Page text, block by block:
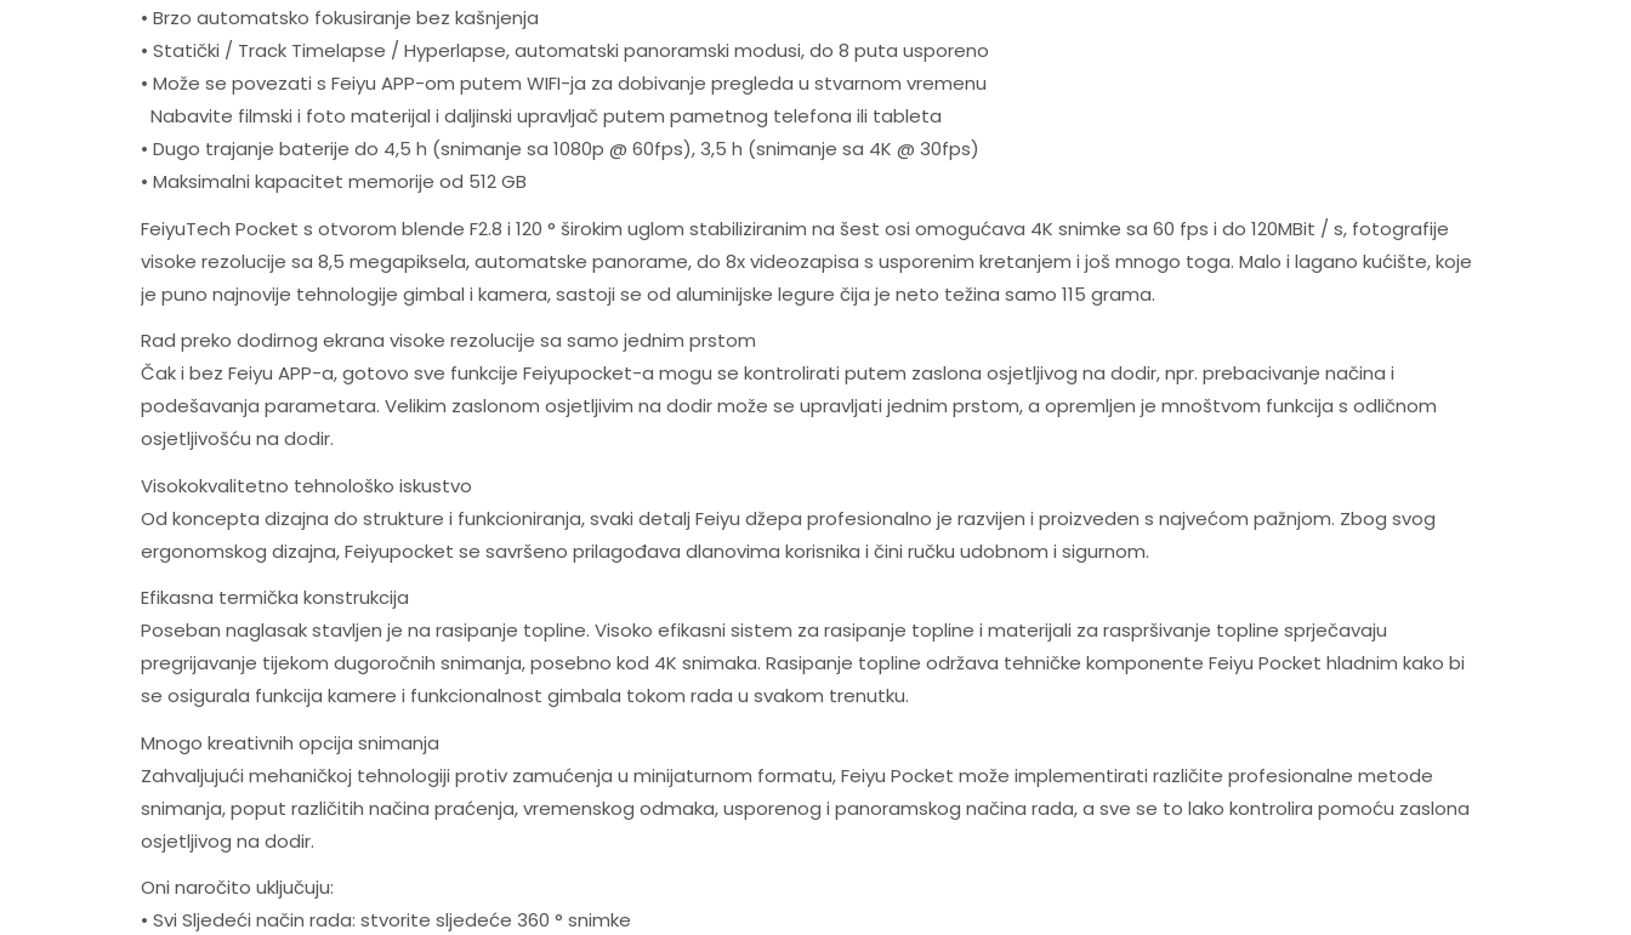
• Brzo automatsko fokusiranje bez kašnjenja
• Statički / Track Timelapse / Hyperlapse, automatski panoramski modusi, do 8 puta usporeno
• Može se povezati s Feiyu APP-om putem WIFI-ja za dobivanje pregleda u stvarnom vremenu
Nabavite filmski i foto materijal i daljinski upravljač putem pametnog telefona ili tableta
• Dugo trajanje baterije do 4,5 h (snimanje sa 1080p @ 60fps), 3,5 h (snimanje sa 4K @ 30fps)
• Maksimalni kapacitet memorije od 512 GB
FeiyuTech Pocket s otvorom blende F2.8 i 120 ° širokim uglom stabiliziranim na šest osi omogućava 4K snimke sa 60 fps i do 120MBit / s, fotografije
visoke rezolucije sa 8,5 megapiksela, automatske panorame, do 8x videozapisa s usporenim kretanjem i još mnogo toga. Malo i lagano kućište, koje
je puno najnovije tehnologije gimbal i kamera, sastoji se od aluminijske legure čija je neto težina samo 115 grama.
Rad preko dodirnog ekrana visoke rezolucije sa samo jednim prstom
Čak i bez Feiyu APP-a, gotovo sve funkcije Feiyupocket-a mogu se kontrolirati putem zaslona osjetljivog na dodir, npr. prebacivanje načina i
podešavanja parametara. Velikim zaslonom osjetljivim na dodir može se upravljati jednim prstom, a opremljen je mnoštvom funkcija s odličnom
osjetljivošću na dodir.
Visokokvalitetno tehnološko iskustvo
Od koncepta dizajna do strukture i funkcioniranja, svaki detalj Feiyu džepa profesionalno je razvijen i proizveden s najvećom pažnjom. Zbog svog
ergonomskog dizajna, Feiyupocket se savršeno prilagođava dlanovima korisnika i čini ručku udobnom i sigurnom.
Efikasna termička konstrukcija
Poseban naglasak stavljen je na rasipanje topline. Visoko efikasni sistem za rasipanje topline i materijali za raspršivanje topline sprječavaju
pregrijavanje tijekom dugoročnih snimanja, posebno kod 4K snimaka. Rasipanje topline održava tehničke komponente Feiyu Pocket hladnim kako bi
se osigurala funkcija kamere i funkcionalnost gimbala tokom rada u svakom trenutku.
Mnogo kreativnih opcija snimanja
Zahvaljujući mehaničkoj tehnologiji protiv zamućenja u minijaturnom formatu, Feiyu Pocket može implementirati različite profesionalne metode
snimanja, poput različitih načina praćenja, vremenskog odmaka, usporenog i panoramskog načina rada, a sve se to lako kontrolira pomoću zaslona
osjetljivog na dodir.
Oni naročito uključuju:
• Svi Sljedeći način rada: stvorite sljedeće 360 ​​° snimke